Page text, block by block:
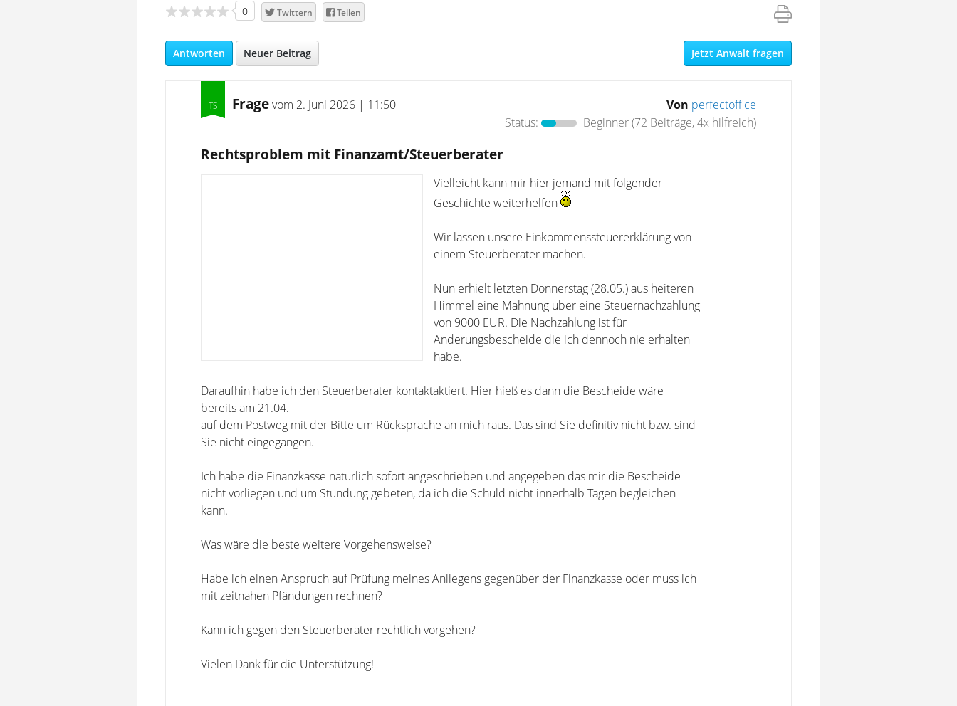
0 Twittern Teilen
Antworten Neuer Beitrag Jetzt Anwalt fragen
Fragevom 2. Juni 2026 | 11:50 Von perfectoffice
Status:
Beginner(72 Beiträge, 4x hilfreich)
Rechtsproblem mit Finanzamt/Steuerberater
Vielleicht kann mir hier jemand mit folgender
Geschichte weiterhelfen
Wir lassen unsere Einkommenssteuererklärung von
einem Steuerberater machen.
Nun erhielt letzten Donnerstag (28.05.) aus heiteren
Himmel eine Mahnung über eine Steuernachzahlung
von 9000 EUR. Die Nachzahlung ist für
Änderungsbescheide die ich dennoch nie erhalten
habe.
Daraufhin habe ich den Steuerberater kontaktaktiert. Hier hieß es dann die Bescheide wäre
bereits am 21.04.
auf dem Postweg mit der Bitte um Rücksprache an mich raus. Das sind Sie definitiv nicht bzw. sind
Sie nicht eingegangen.
Ich habe die Finanzkasse natürlich sofort angeschrieben und angegeben das mir die Bescheide
nicht vorliegen und um Stundung gebeten, da ich die Schuld nicht innerhalb Tagen begleichen
kann.
Was wäre die beste weitere Vorgehensweise?
Habe ich einen Anspruch auf Prüfung meines Anliegens gegenüber der Finanzkasse oder muss ich
mit zeitnahen Pfändungen rechnen?
Kann ich gegen den Steuerberater rechtlich vorgehen?
Vielen Dank für die Unterstützung!